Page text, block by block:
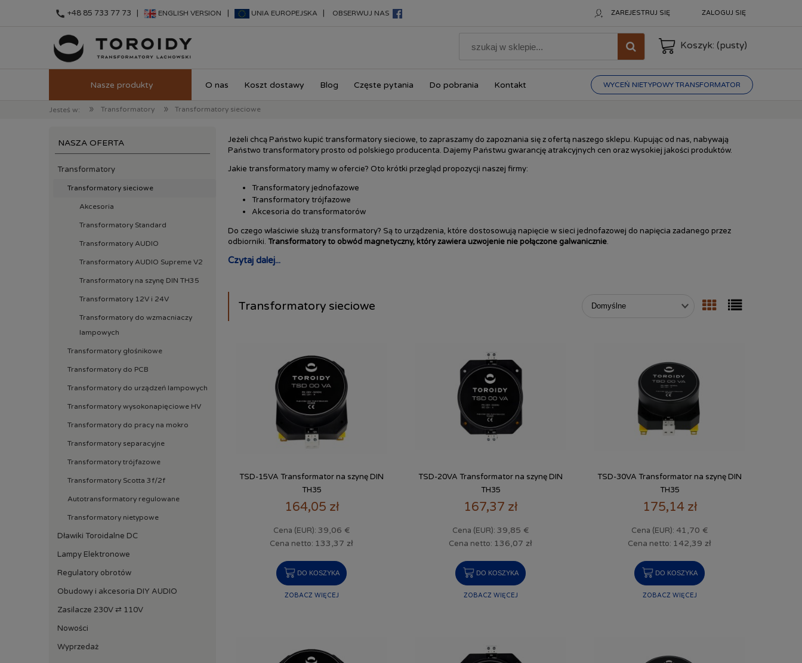
ZAREJESTRUJ SIĘ ZALOGUJ SIĘ
Koszyk: (pusty)
O nas Koszt dostawy Blog Częste pytania Do pobrania Kontakt WYCEŃ NIETYPOWY TRANSFORMATOR
Jesteś w: » Transformatory » Transformatory sieciowe
call +48 85 733 77 73 | ENGLISH VERSION UNIA EUROPEJSKA OBSERWUJ NAS
NASZA OFERTA
Transformatory
Transformatory sieciowe
Akcesoria
Transformatory Standard
Transformatory AUDIO
Transformatory AUDIO Supreme V2
Transformatory na szynę DIN TH35
Transformatory 12V i 24V
Transformatory do wzmacniaczy
lampowych
Transformatory głośnikowe
Transformatory do PCB
Transformatory do urządzeń lampowych
Transformatory wysokonapięciowe HV
Transformatory do pracy na mokro
Transformatory separacyjne
Transformatory trójfazowe
Transformatory Scotta 3f/2f
Autotransformatory regulowane
Transformatory nietypowe
Dławiki Toroidalne DC
Lampy Elektronowe
Regulatory obrotów
Obudowy i akcesoria DIY AUDIO
Zasilacze 230V ⇄ 110V
Nowości
Wyprzedaż
Jeżeli chcą Państwo kupić transformatory sieciowe, to zapraszamy do zapoznania się z ofertą naszego sklepu. Kupując od nas, nabywają
Państwo transformatory prosto od polskiego producenta. Dajemy Państwu gwarancję atrakcyjnych cen oraz wysokiej jakości produktów.
Jakie transformatory mamy w ofercie? Oto krótki przegląd propozycji naszej firmy:
Transformatory jednofazowe
Transformatory trójfazowe
Akcesoria do transformatorów
Do czego właściwie służą transformatory? Są to urządzenia, które dostosowują napięcie w sieci jednofazowej do napięcia zadanego przez
odbiorniki. Transformatory to obwód magnetyczny, który zawiera uzwojenie nie połączone galwanicznie.
Czytaj dalej...
Transformatory sieciowe
TSD-15VA Transformator na szynę DIN
TH35
164,05 zł
Cena (EUR): 39,06 €
Cena netto: 133,37 zł
DO KOSZYKA
ZOBACZ WIĘCEJ
TSD-20VA Transformator na szynę DIN
TH35
167,37 zł
Cena (EUR): 39,85 €
Cena netto: 136,07 zł
DO KOSZYKA
ZOBACZ WIĘCEJ
TSD-30VA Transformator na szynę DIN
TH35
175,14 zł
Cena (EUR): 41,70 €
Cena netto: 142,39 zł
DO KOSZYKA
ZOBACZ WIĘCEJ